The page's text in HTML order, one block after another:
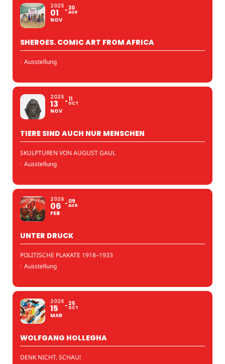
2025
01
NOV
30
AUG
SHEROES. COMIC ART FROM AFRICA
: Ausstellung
2025
13
NOV
11
OCT
TIERE SIND AUCH NUR MENSCHEN
SKULPTUREN VON AUGUST GAUL
: Ausstellung
2026
06
FEB
09
AUG
UNTER DRUCK
POLITISCHE PLAKATE 1918–1933
: Ausstellung
2026
15
MAR
25
OCT
WOLFGANG HOLLEGHA
DENK NICHT, SCHAU!